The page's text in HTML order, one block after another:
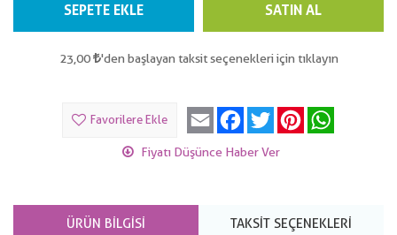
SEPETE EKLE SATIN AL
23,00 'den başlayan taksit seçenekleri için tıklayın
Favorilere Ekle Email Facebook
Twitter Pinterest
Fiyatı Düşünce Haber Ver
ÜRÜN BILGISI TAKSIT SEÇENEKLERI